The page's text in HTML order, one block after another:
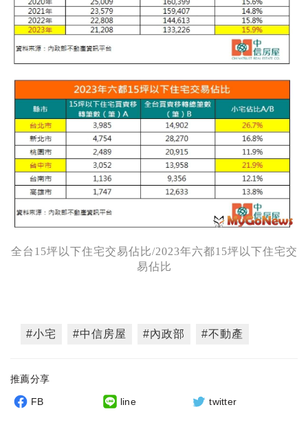
全台15坪以下住宅交易佔比/2023年六都15坪以下住宅交
易佔比
#小宅 #中信房屋 #內政部 #不動產
推薦分享
FB line twitter